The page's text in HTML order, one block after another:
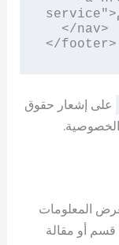
service">شروط الاستخدام</a>
</footer>
على إشعار حقوق
المعلومات
قسم أو مقالة